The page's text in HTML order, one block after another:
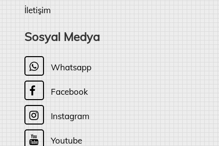
İletişim
Sosyal Medya
Whatsapp
Facebook
Instagram
Youtube